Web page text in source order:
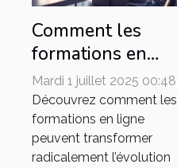
Comment les
formations en
ligne peuvent
révolutionner
votre carrière ?
Mardi 1 juillet 2025 00:48
Découvrez comment les
formations en ligne
peuvent transformer
radicalement l’évolution